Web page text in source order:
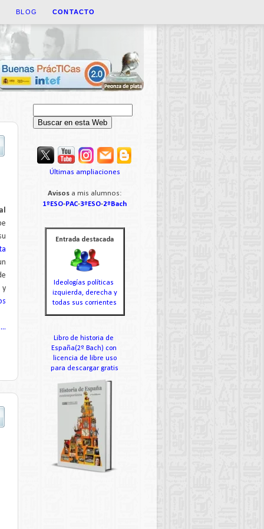
BLOG CONTACTO
y
Últimas ampliaciones
Avisos a mis alumnos:
1ºESO-PAC-3ºESO-2ºBach
Entrada destacada
Ideologías políticas
izquierda, derecha y
todas sus corrientes
Libro de historia de
España(2º Bach) con
licencia de libre uso
para descargar gratis